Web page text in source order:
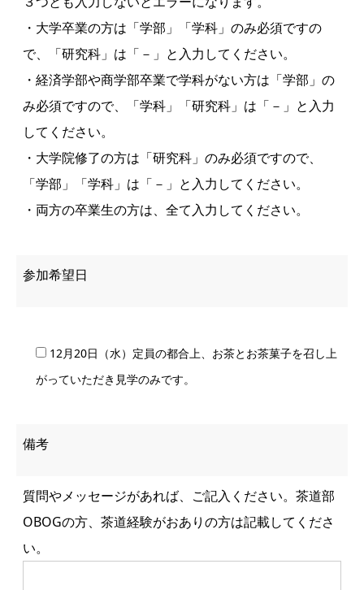
・大学卒業の方は「学部」「学科」のみ必須ですの
で、「研究科」は「－」と入力してください。
・経済学部や商学部卒業で学科がない方は「学部」の
み必須ですので、「学科」「研究科」は「－」と入力
してください。
・大学院修了の方は「研究科」のみ必須ですので、
「学部」「学科」は「－」と入力してください。
・両方の卒業生の方は、全て入力してください。
参加希望日
12月20日（水）定員の都合上、お茶とお茶菓子を召し上
がっていただき見学のみです。
備考
質問やメッセージがあれば、ご記入ください。茶道部
OBOGの方、茶道経験がおありの方は記載してくださ
い。